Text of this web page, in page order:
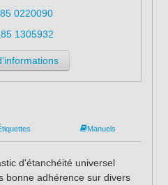
0220090
1305932
Manuels
d'étanchéité universel
bonne adhérence sur divers